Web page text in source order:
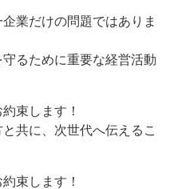
けの問題ではありま
めに重要な経営活動
します！
、次世代へ伝えるこ
します！